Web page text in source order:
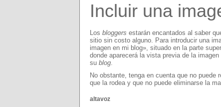
Incluir una
Los bloggers estarán encantados al saber
sitio sin costo alguno. Para introducir una
imagen en mi blog», situado en la parte
donde aparecerá la vista previa de la
su blog.
No obstante, tenga en cuenta que no
que la rodea y que no puede eliminarse la
altavoz